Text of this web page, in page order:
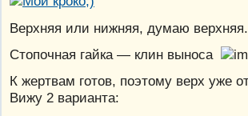
Верхняя или нижняя, думаю верхняя.
Стопочная гайка — клин выноса
К жертвам готов, поэтому верх уже
Вижу 2 варианта: